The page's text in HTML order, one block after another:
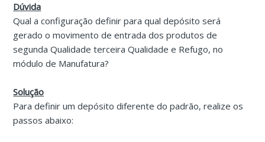
Dúvida
Qual a configuração definir para qual depósito será
gerado o movimento de entrada dos produtos de
segunda Qualidade terceira Qualidade e Refugo, no
módulo de Manufatura?
Solução
Para definir um depósito diferente do padrão, realize os
passos abaixo: